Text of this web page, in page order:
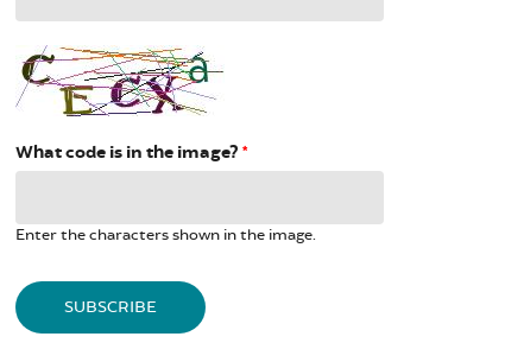
What code is in the image? *
Enter the characters shown in the image.